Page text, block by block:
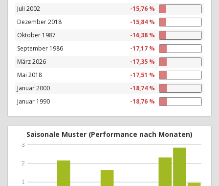
Juli 2002
-15,76 %
Dezember 2018
-15,84 %
Oktober 1987
-16,38 %
September 1986
-17,17 %
März 2026
-17,35 %
Mai 2018
-17,51 %
Januar 2000
-18,74 %
Januar 1990
-18,76 %
Saisonale Muster (Performance nach Monaten)
1
2
3